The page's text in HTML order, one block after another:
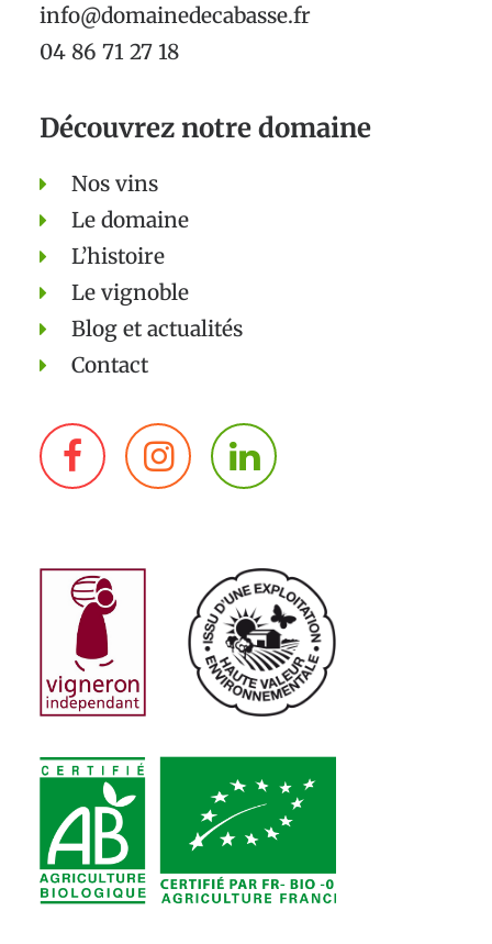
info@domainedecabasse.fr
04 86 71 27 18
Découvrez notre domaine
Nos vins
Le domaine
L’histoire
Le vignoble
Blog et actualités
Contact